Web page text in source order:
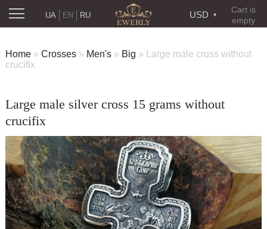
Cart is
empty
USD
RU
UA EN
Home » Crosses » Men's » Big »
Large male cross without
crucifix
Large male silver cross 15 grams without
crucifix